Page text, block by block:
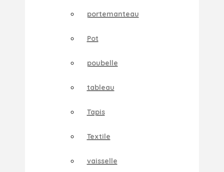
portemanteau
Pot
poubelle
tableau
Tapis
Textile
vaisselle